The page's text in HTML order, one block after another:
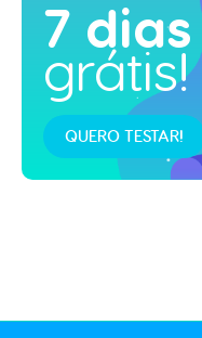
7 dias
grátis!
QUERO TESTAR!